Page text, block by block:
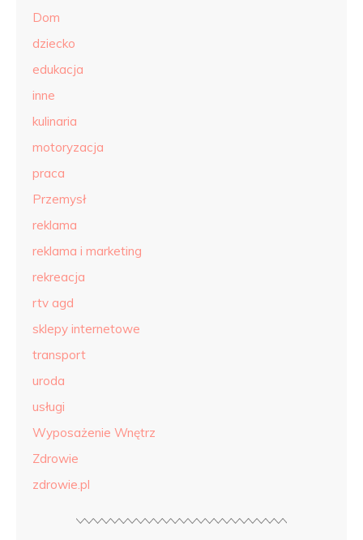
Dom
dziecko
edukacja
inne
kulinaria
motoryzacja
praca
Przemysł
reklama
reklama i marketing
rekreacja
rtv agd
sklepy internetowe
transport
uroda
usługi
Wyposażenie Wnętrz
Zdrowie
zdrowie.pl